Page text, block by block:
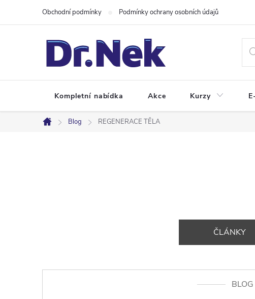
Obchodní podmínky Podmínky ochrany osobních údajů
Kompletní nabídka Akce Kurzy
Domů
Blog REGENERACE TĚLA
ČLÁNKY
BLOG